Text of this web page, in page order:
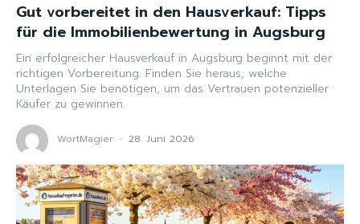
Gut vorbereitet in den Hausverkauf: Tipps
für die Immobilienbewertung in Augsburg
Ein erfolgreicher Hausverkauf in Augsburg beginnt mit der
richtigen Vorbereitung. Finden Sie heraus, welche
Unterlagen Sie benötigen, um das Vertrauen potenzieller
Käufer zu gewinnen.
WortMagier - 28. Juni 2026